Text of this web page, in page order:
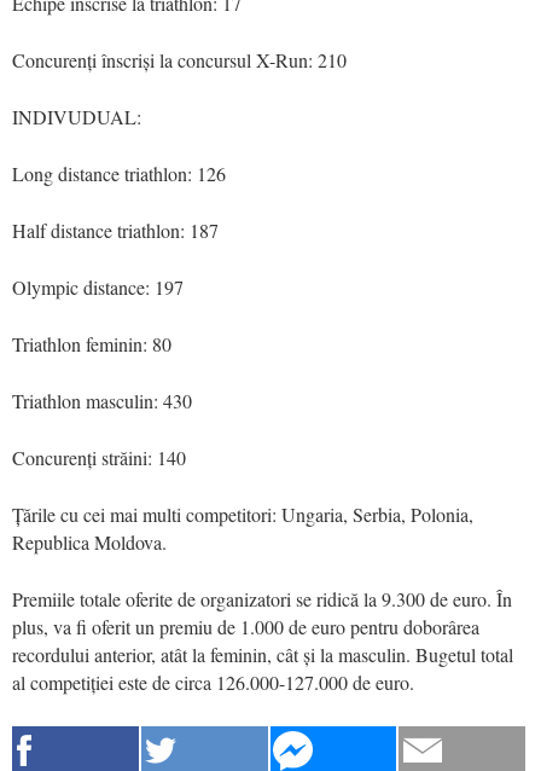
Concurenți înscriși la concursul X-Run: 210
INDIVUDUAL:
Long distance triathlon: 126
Half distance triathlon: 187
Olympic distance: 197
Triathlon feminin: 80
Triathlon masculin: 430
Concurenți străini: 140
Țările cu cei mai multi competitori: Ungaria, Serbia, Polonia,
Republica Moldova.
Premiile totale oferite de organizatori se ridică la 9.300 de euro. În
plus, va fi oferit un premiu de 1.000 de euro pentru doborârea
recordului anterior, atât la feminin, cât și la masculin. Bugetul total
al competiției este de circa 126.000-127.000 de euro.